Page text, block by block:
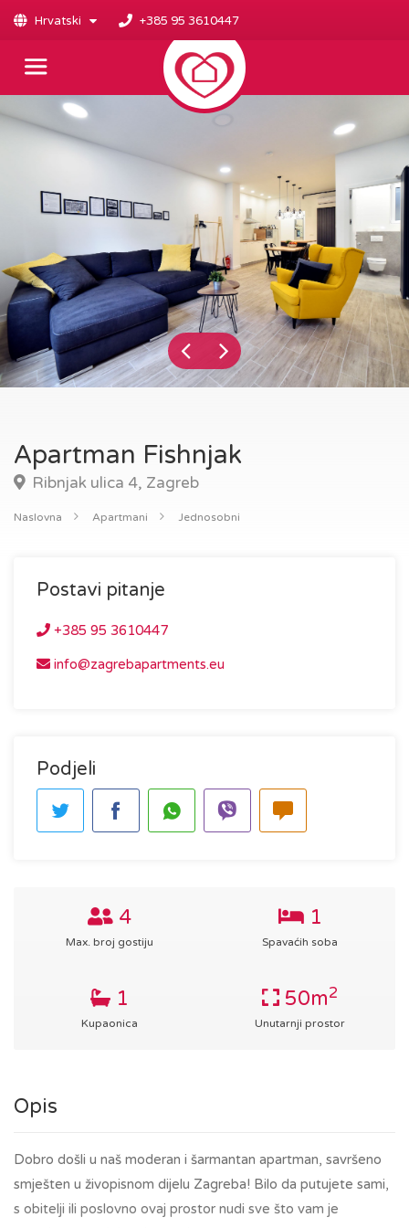
Hrvatski +385 95 3610447
Apartman Fishnjak
Ribnjak ulica 4, Zagreb
Naslovna Apartmani Jednosobni
Postavi pitanje
+385 95 3610447
info@zagrebapartments.eu
Podjeli
4
Max. broj gostiju
1
Spavaćih soba
1
Kupaonica
50m2
Unutarnji prostor
Opis
Dobro došli u naš moderan i šarmantan apartman, savršeno
smješten u živopisnom dijelu Zagreba! Bilo da putujete sami,
s obitelji ili poslovno ovaj prostor nudi sve što vam je